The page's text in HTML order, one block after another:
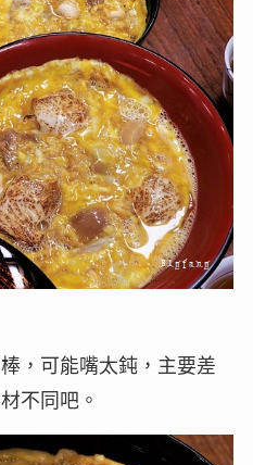
，可能嘴太鈍，主要差
不同吧。